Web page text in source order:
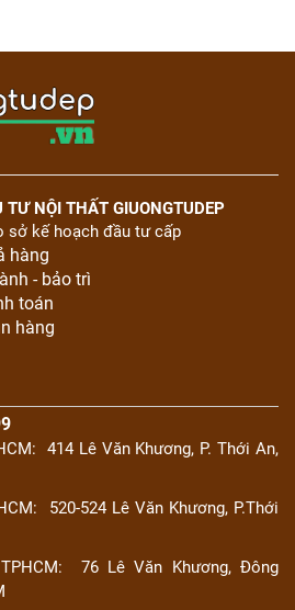
NỘI THẤT GIUONGTUDEP
sở kế hoạch đầu tư cấp
hàng
- bảo trì
toán
hàng
414 Lê Văn Khương, P. Thới An,
520-524 Lê Văn Khương, P.Thới
76 Lê Văn Khương, Đông